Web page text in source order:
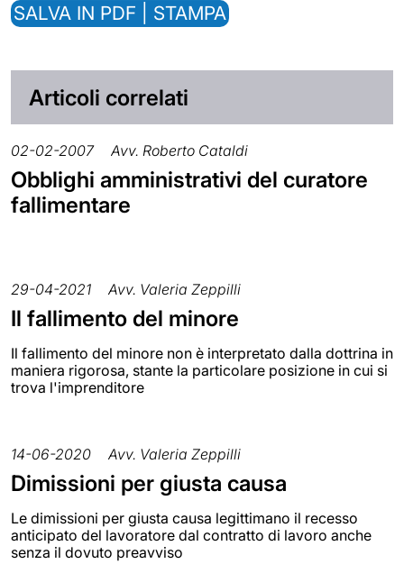
SALVA IN PDF | STAMPA
Articoli correlati
02-02-2007 Avv. Roberto Cataldi
Obblighi amministrativi del curatore
fallimentare
29-04-2021 Avv. Valeria Zeppilli
Il fallimento del minore
Il fallimento del minore non è interpretato dalla dottrina in
maniera rigorosa, stante la particolare posizione in cui si
trova l'imprenditore
14-06-2020 Avv. Valeria Zeppilli
Dimissioni per giusta causa
Le dimissioni per giusta causa legittimano il recesso
anticipato del lavoratore dal contratto di lavoro anche
senza il dovuto preavviso